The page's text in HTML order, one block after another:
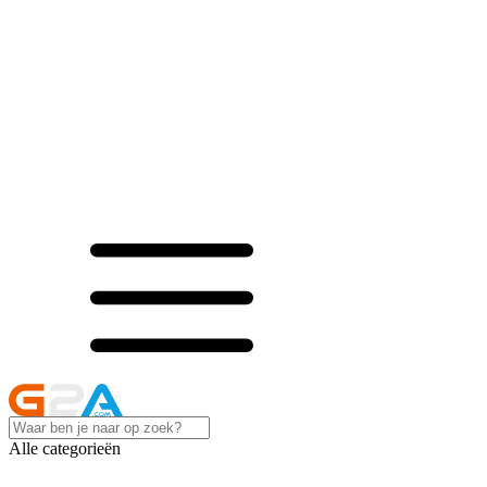
Alle categorieën